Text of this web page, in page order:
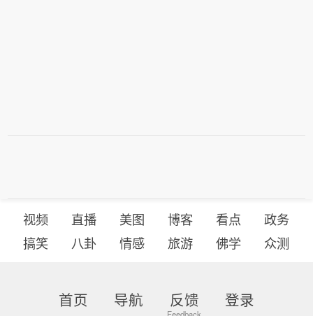
视频 直播 美图 博客 看点
政务
搞笑
八卦 情感 旅游 佛学 众测
首页 导航 反馈 登录